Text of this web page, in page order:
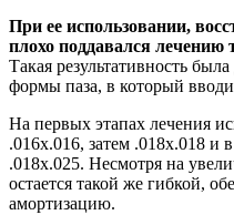
При ее использовании,
плохо поддавался
Такая результативность
формы паза, в который
На первых этапах лечения
.016х.016, затем .018х.018 и
.018х.025. Несмотря на
остается такой же гибкой,
амортизацию.